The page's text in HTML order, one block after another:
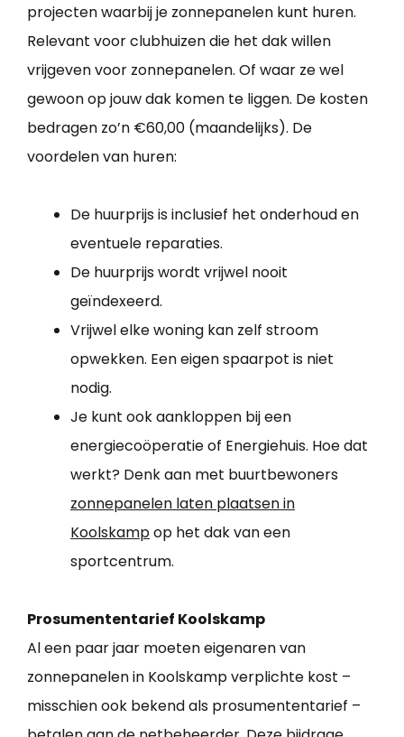
projecten waarbij je zonnepanelen kunt huren.
Relevant voor clubhuizen die het dak willen
vrijgeven voor zonnepanelen. Of waar ze wel
gewoon op jouw dak komen te liggen. De kosten
bedragen zo’n €60,00 (maandelijks). De
voordelen van huren:
De huurprijs is inclusief het onderhoud en
eventuele reparaties.
De huurprijs wordt vrijwel nooit
geïndexeerd.
Vrijwel elke woning kan zelf stroom
opwekken. Een eigen spaarpot is niet
nodig.
Je kunt ook aankloppen bij een
energiecoöperatie of Energiehuis. Hoe dat
werkt? Denk aan met buurtbewoners
zonnepanelen laten plaatsen in
Koolskampop het dak van een
sportcentrum.
Prosumententarief Koolskamp
Al een paar jaar moeten eigenaren van
zonnepanelen in Koolskamp verplichte kost –
misschien ook bekend als prosumententarief –